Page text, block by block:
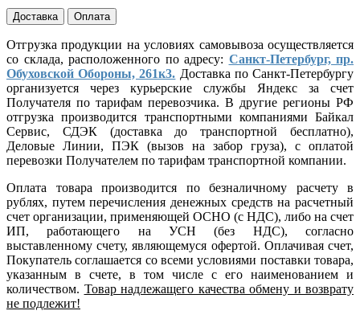
Доставка Оплата
Отгрузка продукции на условиях самовывоза осуществляется
со склада, расположенного по адресу: Санкт-Петербург, пр.
Обуховской Обороны, 261к3. Доставка по Санкт-Петербургу
организуется через курьерские службы Яндекс за счет
Получателя по тарифам перевозчика. В другие регионы РФ
отгрузка производится транспортными компаниями Байкал
Сервис, СДЭК (доставка до транспортной бесплатно),
Деловые Линии, ПЭК (вызов на забор груза), с оплатой
перевозки Получателем по тарифам транспортной компании.
Оплата товара производится по безналичному расчету в
рублях, путем перечисления денежных средств на расчетный
счет организации, применяющей ОСНО (с НДС), либо на счет
ИП, работающего на УСН (без НДС), согласно
выставленному счету, являющемуся офертой. Оплачивая счет,
Покупатель соглашается со всеми условиями поставки товара,
указанным в счете, в том числе с его наименованием и
количеством. Товар надлежащего качества обмену и возврату
не подлежит!